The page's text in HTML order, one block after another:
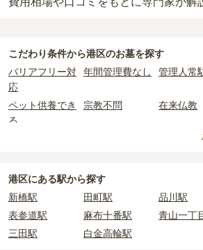
こだわり条件から港区のお墓を探す
バリアフリー対
応
年間管理費なし 管理人常
ペット供養でき
る
宗教不問 在来仏教
樹木葬
納骨堂
民営霊園
寺院墓地 1人用区画
3人用区画あり
港区にある駅から探す
新橋駅
田町駅 品川駅
表参道駅
麻布十番駅 青山一丁
三田駅
白金高輪駅